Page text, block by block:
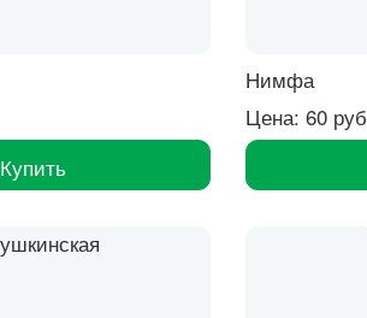
Купить
Нимфа
Цена: 60 руб